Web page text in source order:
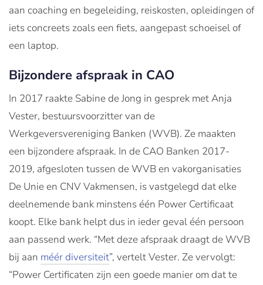
aan coaching en begeleiding, reiskosten, opleidingen of
iets concreets zoals een fiets, aangepast schoeisel of
een laptop.
Bijzondere afspraak in CAO
In 2017 raakte Sabine de Jong in gesprek met Anja
Vester, bestuursvoorzitter van de
Werkgeversvereniging Banken (WVB). Ze maakten
een bijzondere afspraak. In de CAO Banken 2017-
2019, afgesloten tussen de WVB en vakorganisaties
De Unie en CNV Vakmensen, is vastgelegd dat elke
deelnemende bank minstens één Power Certificaat
koopt. Elke bank helpt dus in ieder geval één persoon
aan passend werk. “Met deze afspraak draagt de WVB
bij aan méér diversiteit”, vertelt Vester. Ze vervolgt:
“Power Certificaten zijn een goede manier om dat te